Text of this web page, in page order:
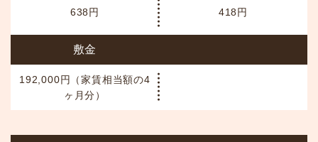
638円 418円
敷金
192,000円（家賃相当額の4
ヶ月分）